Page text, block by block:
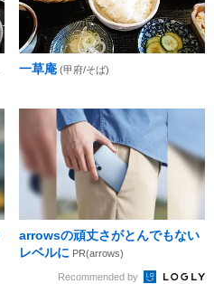
一草庵 (甲府/そば)
arrowsの頑丈さがとんでもない
レベルに PR(arrows)
Recommended by